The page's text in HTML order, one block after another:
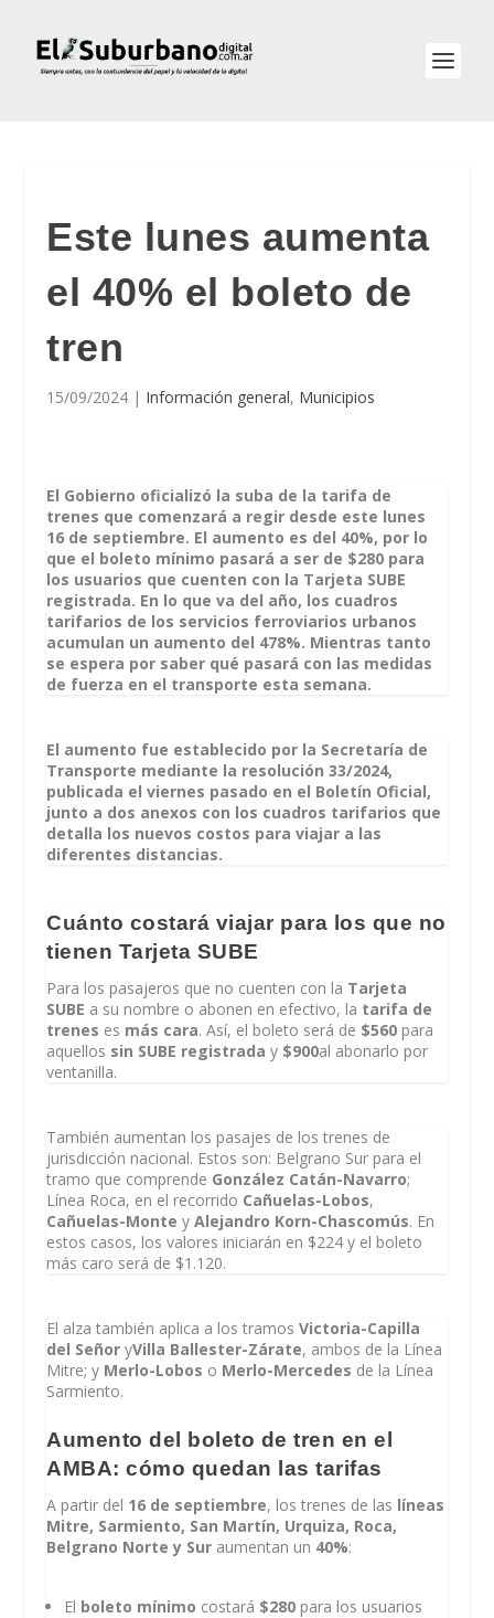
Este lunes aumenta
el 40% el boleto de
tren
15/09/2024 | Información general, Municipios
El Gobierno oficializó la suba de la tarifa de
trenes que comenzará a regir desde este lunes
16 de septiembre. El aumento es del 40%, por lo
que el boleto mínimo pasará a ser de $280 para
los usuarios que cuenten con la Tarjeta SUBE
registrada. En lo que va del año, los cuadros
tarifarios de los servicios ferroviarios urbanos
acumulan un aumento del 478%. Mientras tanto
se espera por saber qué pasará con las medidas
de fuerza en el transporte esta semana.
El aumento fue establecido por la Secretaría de
Transporte mediante la resolución 33/2024,
publicada el viernes pasado en el Boletín Oficial,
junto a dos anexos con los cuadros tarifarios que
detalla los nuevos costos para viajar a las
diferentes distancias.
Cuánto costará viajar para los que no
tienen Tarjeta SUBE
Para los pasajeros que no cuenten con la Tarjeta
SUBE a su nombre o abonen en efectivo, la tarifa de
trenes es más cara. Así, el boleto será de $560 para
aquellos sin SUBE registrada y $900al abonarlo por
ventanilla.
También aumentan los pasajes de los trenes de
jurisdicción nacional. Estos son: Belgrano Sur para el
tramo que comprende González Catán-Navarro;
Línea Roca, en el recorrido Cañuelas-Lobos,
Cañuelas-MonteyAlejandro Korn-Chascomús. En
estos casos, los valores iniciarán en $224 y el boleto
más caro será de $1.120.
El alza también aplica a los tramosVictoria-Capilla
del Señor yVilla Ballester-Zárate, ambos de la Línea
Mitre; y Merlo-Lobos o Merlo-Mercedes de la Línea
Sarmiento.
Aumento del boleto de tren en el
AMBA: cómo quedan las tarifas
A partir del 16 de septiembre, los trenes de las líneas
Mitre, Sarmiento, San Martín, Urquiza, Roca,
Belgrano Norte y Sur aumentan un 40%:
El boleto mínimo costará $280 para los usuarios